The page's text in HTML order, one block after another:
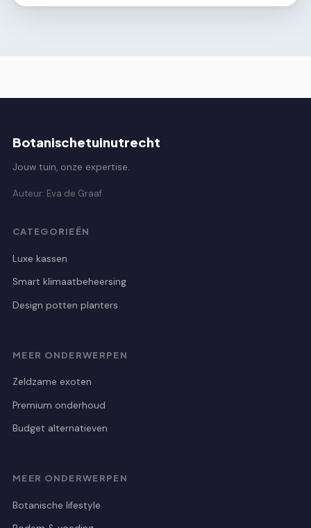
Botanischetuinutrecht
Jouw tuin, onze expertise.
Auteur: Eva de Graaf
CATEGORIEËN
Luxe kassen
Smart klimaatbeheersing
Design potten planters
MEER ONDERWERPEN
Zeldzame exoten
Premium onderhoud
Budget alternatieven
MEER ONDERWERPEN
Botanische lifestyle